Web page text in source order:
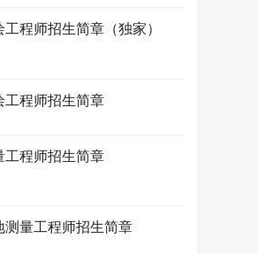
工程师招生简章（独家）
工程师招生简章
工程师招生简章
测量工程师招生简章